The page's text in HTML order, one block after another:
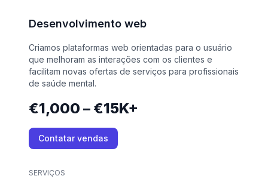
Desenvolvimento web
Criamos plataformas web orientadas para o usuário
que melhoram as interações com os clientes e
facilitam novas ofertas de serviços para profissionais
de saúde mental.
€1,000 – €15K+
Contatar vendas
SERVIÇOS